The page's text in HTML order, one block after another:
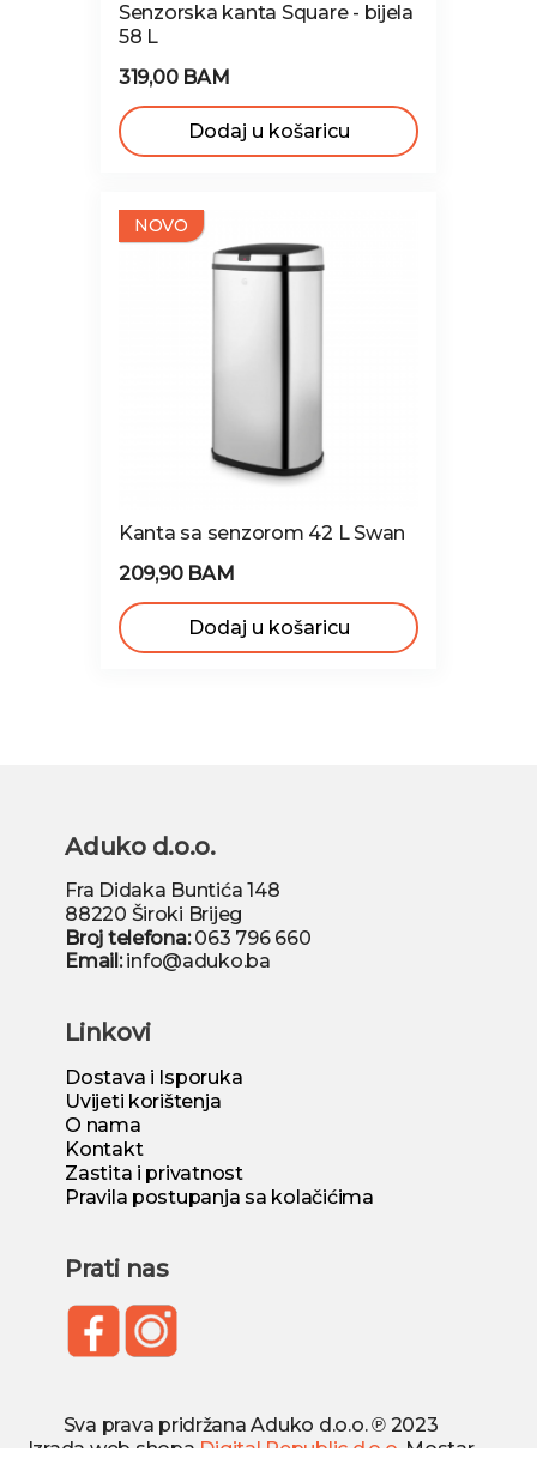
Senzorska kanta Square - bijela
58 L
319,00 BAM
Dodaj u košaricu
NOVO
Kanta sa senzorom 42 L Swan
209,90 BAM
Dodaj u košaricu
Aduko d.o.o.
Fra Didaka Buntića 148
88220 Široki Brijeg
Broj telefona:063 796 660
Email:info@aduko.ba
Linkovi
Dostava i Isporuka
Uvijeti korištenja
O nama
Kontakt
Zastita i privatnost
Pravila postupanja sa kolačićima
Prati nas
Sva prava pridržana Aduko d.o.o. ℗ 2023
Izrada web shopa Digital Republic d.o.o. Mostar